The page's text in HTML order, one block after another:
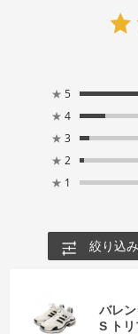
★ 5
★ 4
★ 3
★ 2
★ 1
絞り込み
バレ
S ト